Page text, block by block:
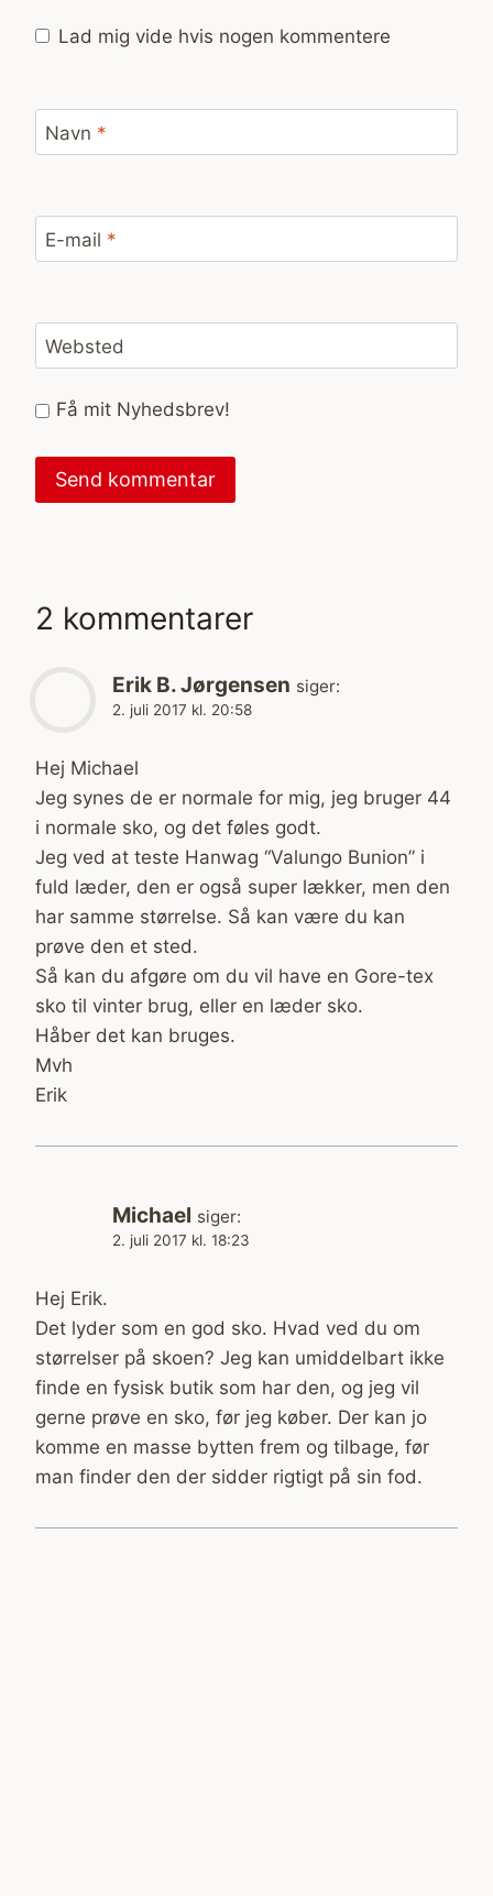
Lad mig vide hvis nogen kommentere
Navn *
E-mail *
Websted
Få mit Nyhedsbrev!
2 kommentarer
Erik B. Jørgensen siger:
2. juli 2017 kl. 20:58
Hej Michael
Jeg synes de er normale for mig, jeg bruger 44
i normale sko, og det føles godt.
Jeg ved at teste Hanwag “Valungo Bunion” i
fuld læder, den er også super lækker, men den
har samme størrelse. Så kan være du kan
prøve den et sted.
Så kan du afgøre om du vil have en Gore-tex
sko til vinter brug, eller en læder sko.
Håber det kan bruges.
Mvh
Erik
Michael siger:
2. juli 2017 kl. 18:23
Hej Erik.
Det lyder som en god sko. Hvad ved du om
størrelser på skoen? Jeg kan umiddelbart ikke
finde en fysisk butik som har den, og jeg vil
gerne prøve en sko, før jeg køber. Der kan jo
komme en masse bytten frem og tilbage, før
man finder den der sidder rigtigt på sin fod.